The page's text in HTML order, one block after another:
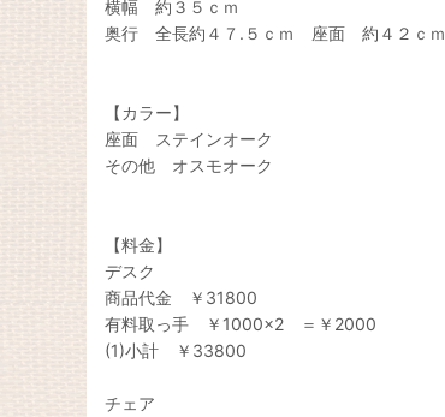
横幅 約３５ｃｍ
奥行 全長約４７.５ｃｍ 座面 約４２ｃｍ
【カラー】
座面 ステインオーク
その他 オスモオーク
【料金】
デスク
商品代金 ￥31800
有料取っ手 ￥1000×2 ＝￥2000
(1)小計 ￥33800
チェア